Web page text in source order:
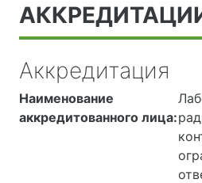
Аккредитация
Наименование
аккредитованного лица: